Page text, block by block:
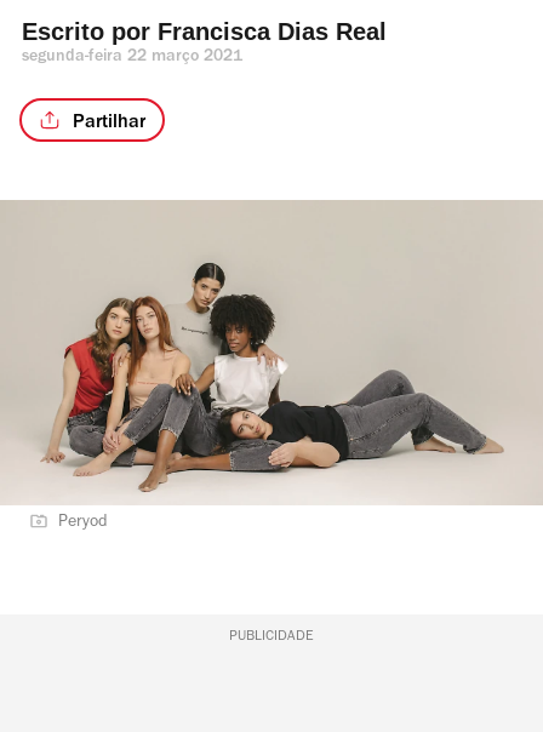
Escrito por Francisca Dias Real
segunda-feira 22 março 2021
Partilhar
Peryod
PUBLICIDADE